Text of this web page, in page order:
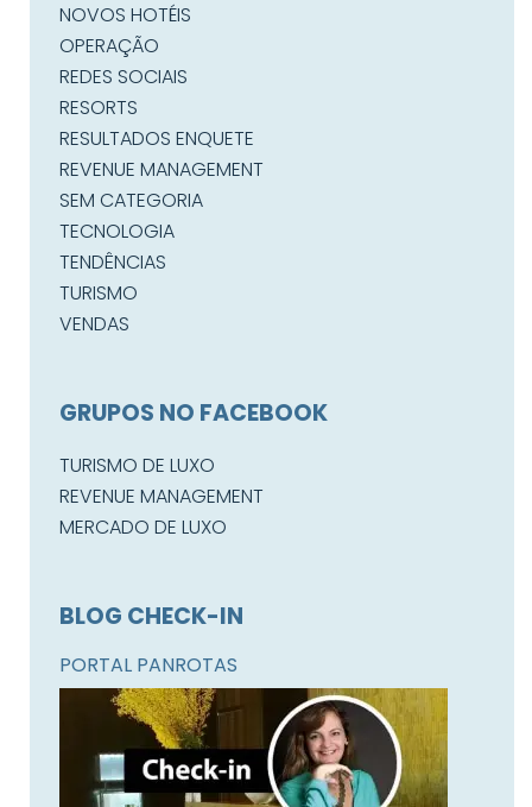
NOVOS HOTÉIS
OPERAÇÃO
REDES SOCIAIS
RESORTS
RESULTADOS ENQUETE
REVENUE MANAGEMENT
SEM CATEGORIA
TECNOLOGIA
TENDÊNCIAS
TURISMO
VENDAS
GRUPOS NO FACEBOOK
TURISMO DE LUXO
REVENUE MANAGEMENT
MERCADO DE LUXO
BLOG CHECK-IN
PORTAL PANROTAS